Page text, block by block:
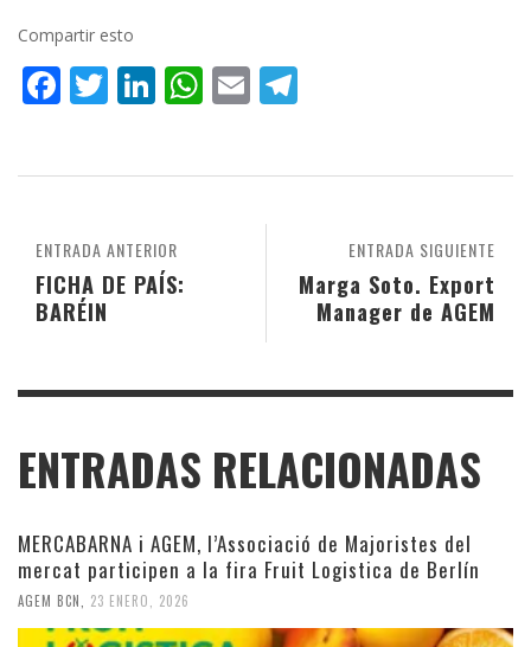
Compartir esto
Facebook
Twitter
LinkedIn
WhatsApp
Email
ENTRADA SIGUIENTE
Marga Soto. Export
Manager de AGEM
ENTRADA ANTERIOR
FICHA DE PAÍS:
BARÉIN
ENTRADAS RELACIONADAS
MERCABARNA i AGEM, l’Associació de Majoristes del
mercat participen a la fira Fruit Logistica de Berlín
AGEM BCN 23 ENERO, 2026